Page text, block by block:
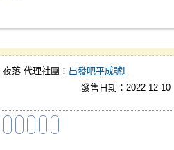
夜落 代理社團： 出發吧平成號!
發售日期：2022-12-10